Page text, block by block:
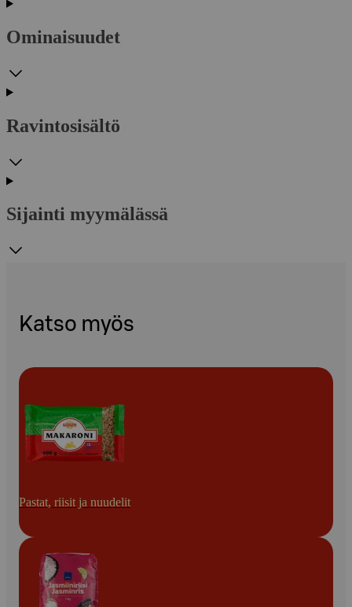
Ominaisuudet
Ravintosisältö
Sijainti myymälässä
Katso myös
Pastat, riisit ja nuudelit